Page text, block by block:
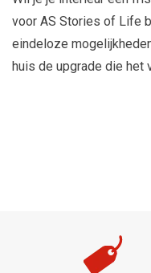
voor AS Stories of Life
eindeloze
huis de upgrade die het